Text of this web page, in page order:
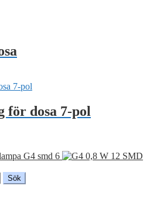
för dosa 7-pol
G4 smd 6
Sök